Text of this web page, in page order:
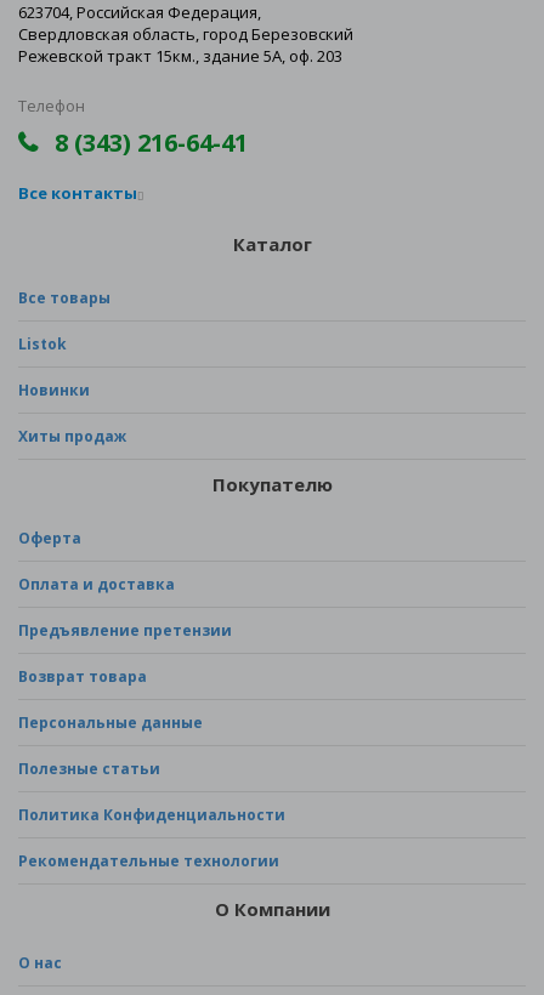
623704, Российская Федерация,
Свердловская область, город Березовский
Режевской тракт 15км., здание 5А, оф. 203
Телефон
8 (343) 216-64-41
Все контакты
Каталог
Все товары
Listok
Новинки
Хиты продаж
Покупателю
Оферта
Оплата и доставка
Предъявление претензии
Возврат товара
Персональные данные
Полезные статьи
Политика Конфиденциальности
Рекомендательные технологии
О Компании
О нас